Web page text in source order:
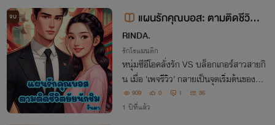
ว
จบ
แผนรักคุณบอส: ตามติดชีวิตยั
ยนักชิม
RINDA.
รักโรแมนติก
หนุ่มซีอีโอคลั่งรัก VS บล็อกเกอร์สาวสายกิ
น เมื่อ ‘เพจรีวิว’ กลายเป็นจุดเริ่มต้นของ ‘แ
ผนรัก’ พร้อมรสหอม เผ็ด หวาน ที่อาจทำใ
ห้หัวใจคุณเต้นแรงกว่ากินหม่าล่า! 🍢💘
909 0 1 36
1 ปีที่แล้ว